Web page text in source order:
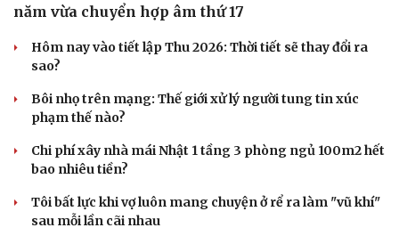
Doanh nghiệp
Doanh nghiệp 24h
Doanh nhân
Công nghệ
Tin Công nghệ
năm vừa chuyển hợp âm thứ 17
Hôm nay vào tiết lập Thu 2026: Thời tiết sẽ thay đổi ra
sao?
Bôi nhọ trên mạng: Thế giới xử lý người tung tin xúc
phạm thế nào?
Chi phí xây nhà mái Nhật 1 tầng 3 phòng ngủ 100m2 hết
bao nhiêu tiền?
Tôi bất lực khi vợ luôn mang chuyện ở rể ra làm "vũ khí"
sau mỗi lần cãi nhau